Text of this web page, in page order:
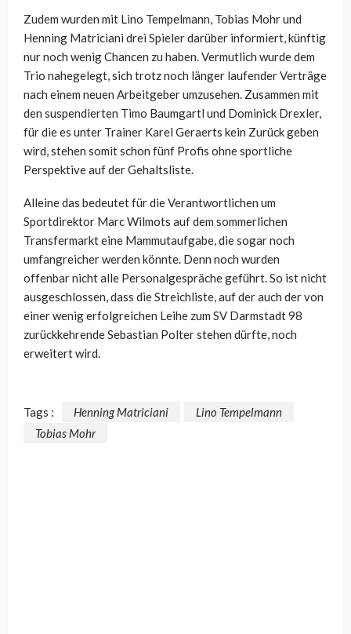
Zudem wurden mit Lino Tempelmann, Tobias Mohr und
Henning Matriciani drei Spieler darüber informiert, künftig
nur noch wenig Chancen zu haben. Vermutlich wurde dem
Trio nahegelegt, sich trotz noch länger laufender Verträge
nach einem neuen Arbeitgeber umzusehen. Zusammen mit
den suspendierten Timo Baumgartl und Dominick Drexler,
für die es unter Trainer Karel Geraerts kein Zurück geben
wird, stehen somit schon fünf Profis ohne sportliche
Perspektive auf der Gehaltsliste.
Alleine das bedeutet für die Verantwortlichen um
Sportdirektor Marc Wilmots auf dem sommerlichen
Transfermarkt eine Mammutaufgabe, die sogar noch
umfangreicher werden könnte. Denn noch wurden
offenbar nicht alle Personalgespräche geführt. So ist nicht
ausgeschlossen, dass die Streichliste, auf der auch der von
einer wenig erfolgreichen Leihe zum SV Darmstadt 98
zurückkehrende Sebastian Polter stehen dürfte, noch
erweitert wird.
Tags : Henning Matriciani
Lino Tempelmann
Tobias Mohr